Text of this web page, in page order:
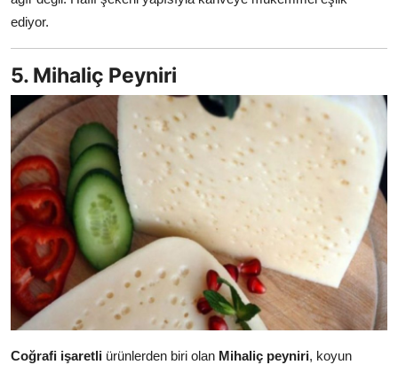
ediyor.
5. Mihaliç Peyniri
Coğrafi işaretli ürünlerden biri olan Mihaliç peyniri, koyun